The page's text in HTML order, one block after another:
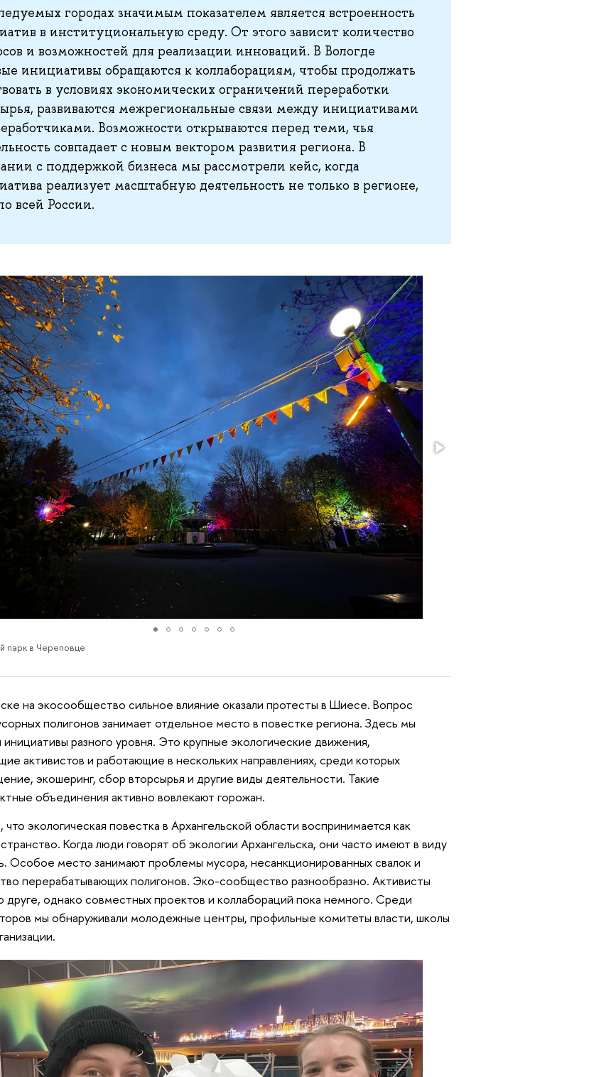
городах значимым показателем является встроенность
в институциональную среду. От этого зависит количество
и возможностей для реализации инноваций. В Вологде
инициативы обращаются к коллаборациям, чтобы продолжать
в условиях экономических ограничений переработки
развиваются межрегиональные связи между инициативами
Возможности открываются перед теми, чья
совпадает с новым вектором развития региона. В
с поддержкой бизнеса мы рассмотрели кейс, когда
реализует масштабную деятельность не только в регионе,
всей России.
парк в Череповце
на экосообщество сильное влияние оказали протесты в Шиесе. Вопрос
полигонов занимает отдельное место в повестке региона. Здесь мы
разного уровня. Это крупные экологические движения,
активистов и работающие в нескольких направлениях, среди которых
экошеринг, сбор вторсырья и другие виды деятельности. Такие
объединения активно вовлекают горожан.
что экологическая повестка в Архангельской области воспринимается как
Когда люди говорят об экологии Архангельска, они часто имеют в виду
Особое место занимают проблемы мусора, несанкционированных свалок и
перерабатывающих полигонов. Эко-сообщество разнообразно. Активисты
друге, однако совместных проектов и коллабораций пока немного. Среди
мы обнаруживали молодежные центры, профильные комитеты власти, школы